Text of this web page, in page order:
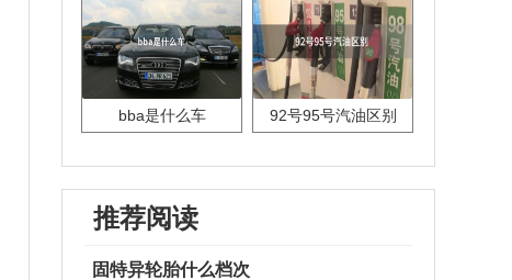
bba是什么车 92号95号汽油区别
推荐阅读
固特异轮胎什么档次